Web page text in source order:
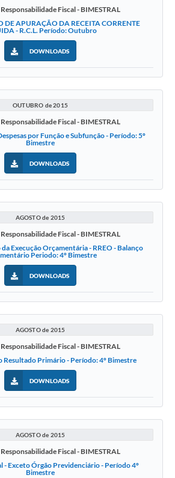
Responsabilidade Fiscal - BIMESTRAL
DE APURAÇÃO DA RECEITA CORRENTE
- R.C.L. Período: Outubro
DOWNLOADS
OUTUBRO de 2015
Responsabilidade Fiscal - BIMESTRAL
por Função e Subfunção - Período: 5º
Bimestre
DOWNLOADS
AGOSTO de 2015
Responsabilidade Fiscal - BIMESTRAL
Execução Orçamentária - RREO - Balanço
Periodo: 4º Bimestre
DOWNLOADS
AGOSTO de 2015
Responsabilidade Fiscal - BIMESTRAL
Primário - Período: 4º Bimestre
DOWNLOADS
AGOSTO de 2015
Responsabilidade Fiscal - BIMESTRAL
- Exceto Órgão Previdenciário - Período 4º
Bimestre